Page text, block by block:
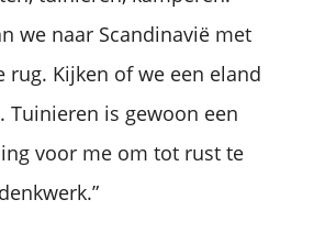
we naar Scandinavië met
rug. Kijken of we een eland
Tuinieren is gewoon een
voor me om tot rust te